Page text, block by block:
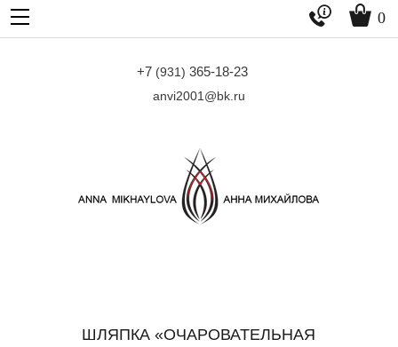
+7 (931) 365-18-23
anvi2001@bk.ru
  0
ШЛЯПКА «ОЧАРОВАТЕЛЬНАЯ